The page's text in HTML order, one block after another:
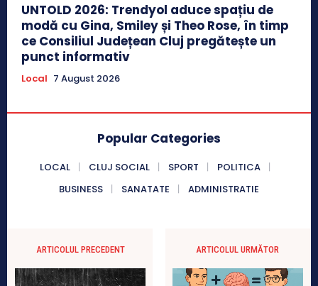
UNTOLD 2026: Trendyol aduce spațiu de
modă cu Gina, Smiley și Theo Rose, în timp
ce Consiliul Județean Cluj pregătește un
punct informativ
Local 7 August 2026
Popular Categories
LOCAL CLUJ SOCIAL SPORT
POLITICA
BUSINESS
SANATATE ADMINISTRATIE
ARTICOLUL PRECEDENT ARTICOLUL URMĂTOR